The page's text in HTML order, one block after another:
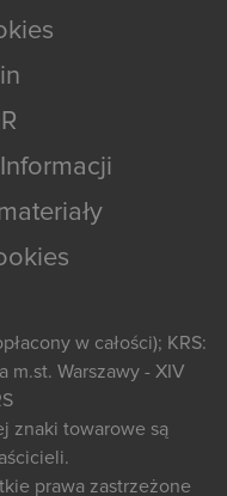
w całości); KRS:
Warszawy - XIV
znaki towarowe są
prawa zastrzeżone